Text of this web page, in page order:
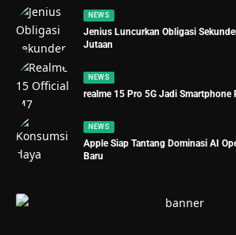
NEWS
Jenius Luncurkan Obligasi
Jutaan
NEWS
realme 15 Pro 5G Jadi Smartphone
NEWS
Apple Siap Tantang Dominasi AI
Baru